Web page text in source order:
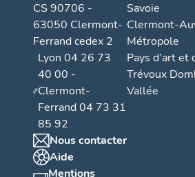
CS 90706 -
63050 Clermont-
Ferrand cedex 2
Lyon 04 26 73
40 00 -
Clermont-
Ferrand 04 73 31
85 92
Nous contacter
Aide
Mentions
Savoie
Clermont-
Métropole
Pays d’art et
Trévoux
Vallée